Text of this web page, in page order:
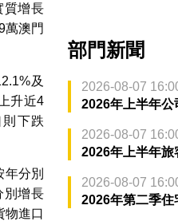
質增長
萬澳門
及
升近4
下跌
分別
別增長
物進口
部門新聞
2026-08-07
2026年上半年公
2026-08-07
2026年上半年旅
2026-08-07
2026年第二季住